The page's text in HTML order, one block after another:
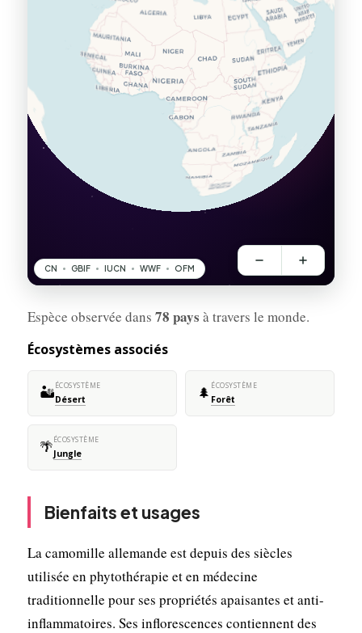
Espèce observée dans 78 pays à travers le monde.
Écosystèmes associés
🏜️ÉCOSYSTÈME
Désert 🌲 ÉCOSYSTÈME
Forêt
🌴ÉCOSYSTÈME
Jungle
Bienfaits et usages
La camomille allemande est depuis des siècles
utilisée en phytothérapie et en médecine
traditionnelle pour ses propriétés apaisantes et anti-
inflammatoires. Ses inflorescences contiennent des